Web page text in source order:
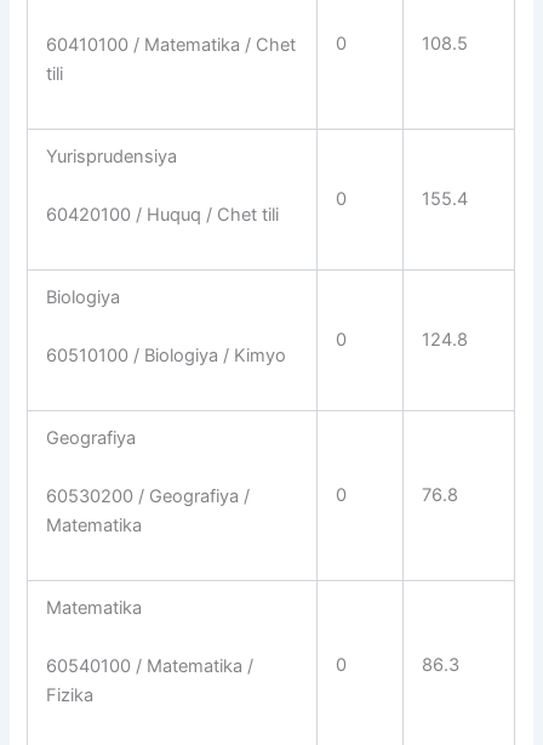
60410100 / Matematika / Chet
tili
0 108.5
Yurisprudensiya
60420100 / Huquq / Chet tili
0 155.4
Biologiya
60510100 / Biologiya / Kimyo
0 124.8
Geografiya
60530200 / Geografiya /
Matematika
0 76.8
Matematika
60540100 / Matematika /
Fizika
0 86.3